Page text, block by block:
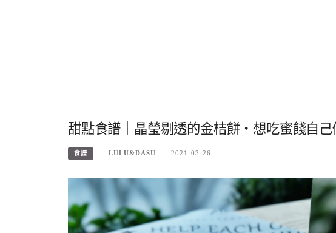
甜點食譜｜晶瑩剔透的金桔餅・想吃蜜餞自己
食譜 LULU&DASU 2021-03-26